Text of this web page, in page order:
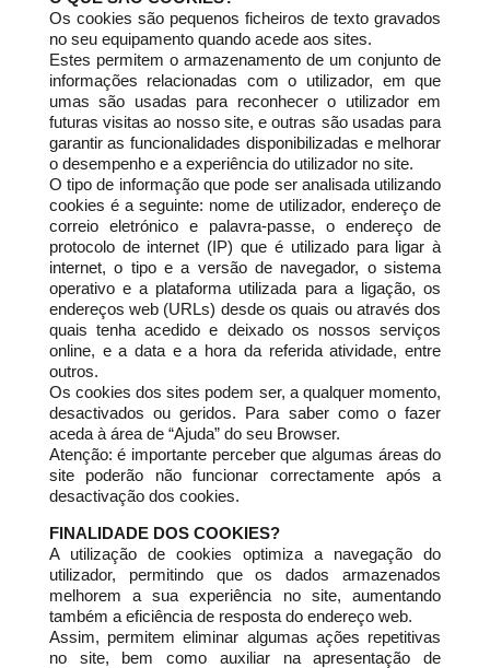
Os cookies são pequenos ficheiros de texto gravados
no seu equipamento quando acede aos sites.
Estes permitem o armazenamento de um conjunto de
informações relacionadas com o utilizador, em que
umas são usadas para reconhecer o utilizador em
futuras visitas ao nosso site, e outras são usadas para
garantir as funcionalidades disponibilizadas e melhorar
o desempenho e a experiência do utilizador no site.
O tipo de informação que pode ser analisada utilizando
cookies é a seguinte: nome de utilizador, endereço de
correio eletrónico e palavra-passe, o endereço de
protocolo de internet (IP) que é utilizado para ligar à
internet, o tipo e a versão de navegador, o sistema
operativo e a plataforma utilizada para a ligação, os
endereços web (URLs) desde os quais ou através dos
quais tenha acedido e deixado os nossos serviços
online, e a data e a hora da referida atividade, entre
outros.
Os cookies dos sites podem ser, a qualquer momento,
desactivados ou geridos. Para saber como o fazer
aceda à área de “Ajuda” do seu Browser.
Atenção: é importante perceber que algumas áreas do
site poderão não funcionar correctamente após a
desactivação dos cookies.
FINALIDADE DOS COOKIES?
A utilização de cookies optimiza a navegação do
utilizador, permitindo que os dados armazenados
melhorem a sua experiência no site, aumentando
também a eficiência de resposta do endereço web.
Assim, permitem eliminar algumas ações repetitivas
no site, bem como auxiliar na apresentação de